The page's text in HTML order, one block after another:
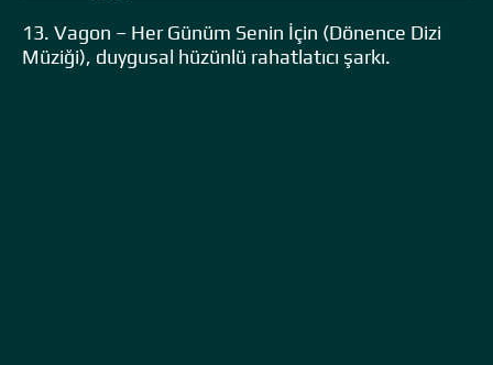
13. Vagon – Her Günüm Senin İçin (Dönence Dizi
Müziği), duygusal hüzünlü rahatlatıcı şarkı.